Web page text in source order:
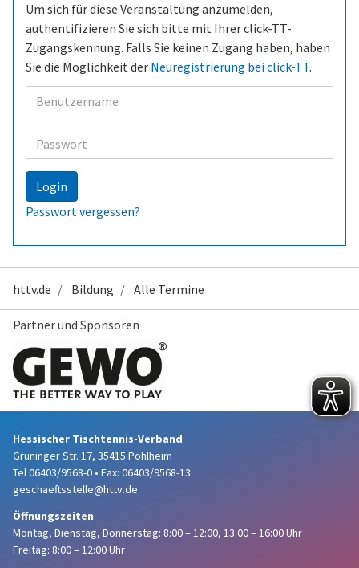
Um sich für diese Veranstaltung anzumelden,
authentifizieren Sie sich bitte mit Ihrer click-TT-
Zugangskennung. Falls Sie keinen Zugang haben, haben
Sie die Möglichkeit der Neuregistrierung bei click-TT.
Benutzer
Passwort
Login
Passwort vergessen?
httv.de Bildung Alle Termine
Partner und Sponsoren
Hessischer Tischtennis-Verband
Grüninger Str. 17, 35415 Pohlheim
Tel 06403/9568-0 • Fax: 06403/9568-13
geschaeftsstelle@httv.de
Öffnungszeiten
Montag, Dienstag, Donnerstag: 8:00 – 12:00, 13:00 – 16:00 Uhr
Freitag: 8:00 – 12:00 Uhr